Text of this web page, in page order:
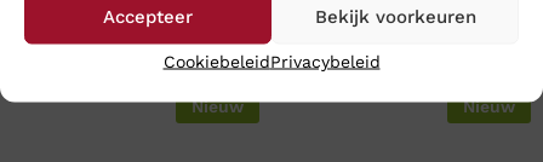
Accepteer Bekijk voorkeuren
CookiebeleidPrivacybeleid
En wat vind u van deze?
Nieuw Nieuw